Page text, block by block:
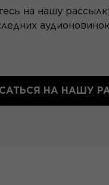
на нашу
НА НАШУ